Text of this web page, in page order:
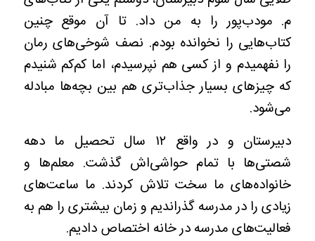
م. مودب‌پور را به من داد. تا آن موقع چنین
کتاب‌هایی را نخوانده بودم. نصف شوخی‌های رمان
را نفهمیدم و از کسی هم نپرسیدم، اما کم‌کم شنیدم
که چیزهای بسیار جذاب‌تری هم بین بچه‌ها مبادله
می‌شود.
دبیرستان و در واقع ۱۲ سال تحصیل ما دهه
شصتی‌ها با تمام حواشی‌اش گذشت. معلم‌ها و
خانواده‌های ما سخت تلاش کردند. ما ساعت‌های
زیادی را در مدرسه گذراندیم و زمان بیشتری را هم به
فعالیت‌های مدرسه در خانه اختصاص دادیم.